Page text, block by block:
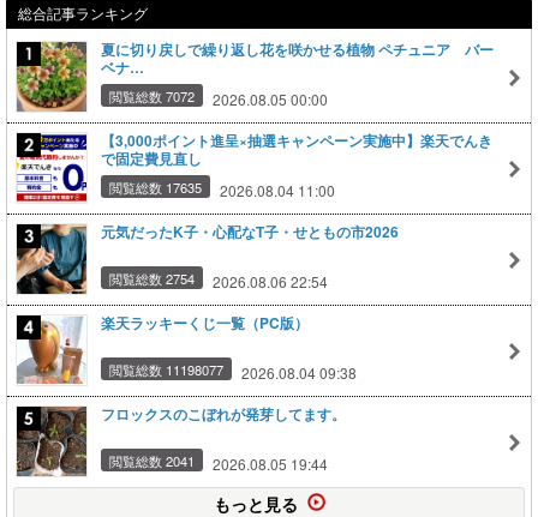
総合記事ランキング
夏に切り戻しで繰り返し花を咲かせる植物 ペチュニア バー
ベナ…
閲覧総数 7072 2026.08.05 00:00
【3,000ポイント進呈×抽選キャンペーン実施中】楽天でんき
で固定費見直し
閲覧総数 17635 2026.08.04 11:00
元気だったK子・心配なT子・せともの市2026
閲覧総数 2754 2026.08.06 22:54
楽天ラッキーくじ一覧（PC版）
閲覧総数 11198077 2026.08.04 09:38
フロックスのこぼれが発芽してます。
閲覧総数 2041 2026.08.05 19:44
もっと見る